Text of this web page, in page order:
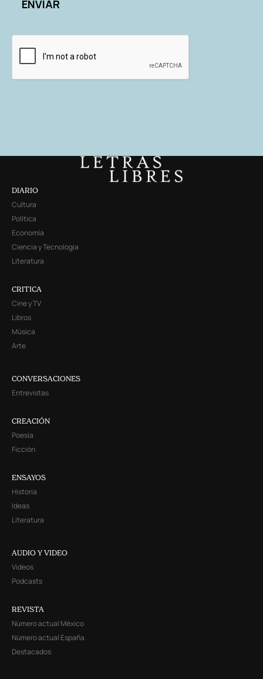
DIARIO
Cultura
Política
Economía
Ciencia y Tecnología
Literatura
CRITICA
Cine y TV
Libros
Música
Arte
CONVERSACIONES
Entrevistas
CREACIÓN
Poesía
Ficción
ENSAYOS
Historia
Ideas
Literatura
AUDIO Y VIDEO
Videos
Podcasts
REVISTA
Número actual México
Número actual España
Destacados